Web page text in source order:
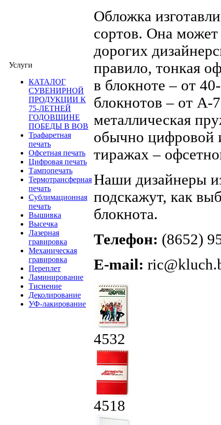
Услуги
КАТАЛОГ
СУВЕНИРНОЙ
ПРОДУКЦИИ К
75-ЛЕТНЕЙ
ГОДОВЩИНЕ
ПОБЕДЫ В ВОВ
Трафаретная
печать
Офсетная печать
Цифровая печать
Тампопечать
Термотрансферная
печать
Сублимационная
печать
Вышивка
Высечка
Лазерная
гравировка
Механическая
гравировка
Переплет
Ламинирование
Тиснение
Деколирование
УФ-лакирование
Обложка
сортов. Она
дорогих
правило, тонкая
в блокноте – от
блокнотов – от А-
металлическая
обычно цифровой
тиражах –
Наши дизайнеры
подскажут, как
блокнота.
Телефон: (8652)
E-mail:
4532
4518